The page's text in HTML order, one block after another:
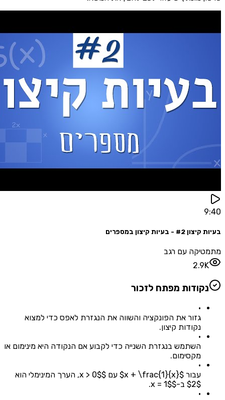
קיצון במספרים
עם רגב
מפתח לזכור
גזור את הפונקציה והשווה את הנגזרת לאפס כדי למצוא
נקודות קיצון.
השתמש בנגזרת השנייה כדי לקבוע אם הנקודה היא מינימום או
מקסימום.
עבור $x + \frac{1}{x}$ עם $x > 0$, הערך המינימלי הוא